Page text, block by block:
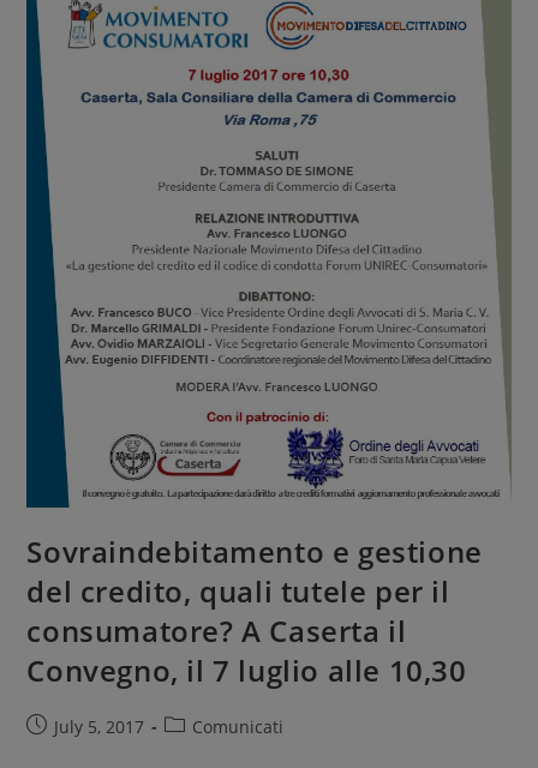
Sovraindebitamento e gestione
del credito, quali tutele per il
consumatore? A Caserta il
Convegno, il 7 luglio alle 10,30
July 5, 2017 Comunicati